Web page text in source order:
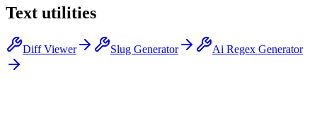
Text utilities
Diff Viewer Slug Generator Ai Regex Generator